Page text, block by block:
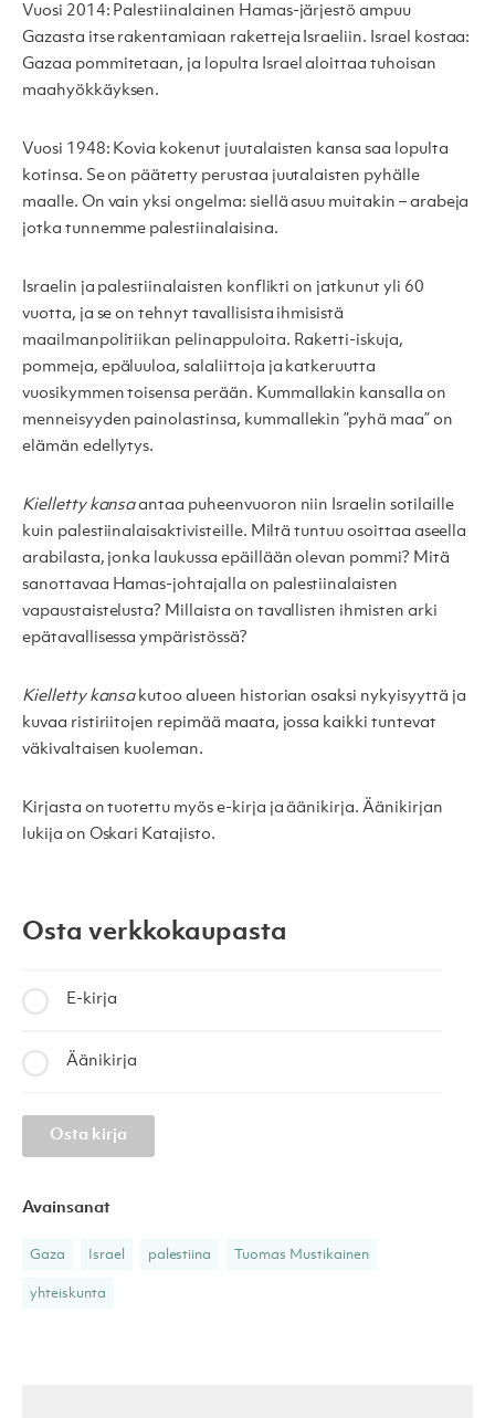
Vuosi 2014: Palestiinalainen Hamas-järjestö ampuu
Gazasta itse rakentamiaan raketteja Israeliin. Israel kostaa:
Gazaa pommitetaan, ja lopulta Israel aloittaa tuhoisan
maahyökkäyksen.
Vuosi 1948: Kovia kokenut juutalaisten kansa saa lopulta
kotinsa. Se on päätetty perustaa juutalaisten pyhälle
maalle. On vain yksi ongelma: siellä asuu muitakin – arabeja
jotka tunnemme palestiinalaisina.
Israelin ja palestiinalaisten konflikti on jatkunut yli 60
vuotta, ja se on tehnyt tavallisista ihmisistä
maailmanpolitiikan pelinappuloita. Raketti-iskuja,
pommeja, epäluuloa, salaliittoja ja katkeruutta
vuosikymmen toisensa perään. Kummallakin kansalla on
menneisyyden painolastinsa, kummallekin ”pyhä maa” on
elämän edellytys.
Kielletty kansaantaa puheenvuoron niin Israelin sotilaille
kuin palestiinalaisaktivisteille. Miltä tuntuu osoittaa aseella
arabilasta, jonka laukussa epäillään olevan pommi? Mitä
sanottavaa Hamas-johtajalla on palestiinalaisten
vapaustaistelusta? Millaista on tavallisten ihmisten arki
epätavallisessa ympäristössä?
Kielletty kansakutoo alueen historian osaksi nykyisyyttä ja
kuvaa ristiriitojen repimää maata, jossa kaikki tuntevat
väkivaltaisen kuoleman.
Kirjasta on tuotettu myös e-kirja ja äänikirja. Äänikirjan
lukija on Oskari Katajisto.
Osta verkkokaupasta
E-kirja
Äänikirja
Osta kirja
Avainsanat
Gaza Israel palestiina Tuomas Mustikainen
yhteiskunta